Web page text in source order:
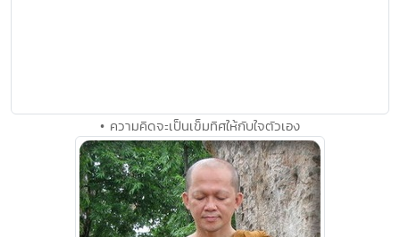
• ความคิดจะเป็นเข็มทิศให้กับใจตัวเอง